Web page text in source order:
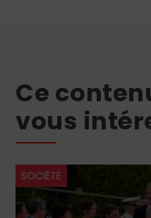
Ce
vous
SOCIÉTÉ